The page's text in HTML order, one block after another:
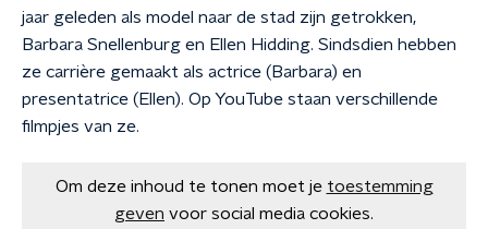
jaar geleden als model naar de stad zijn getrokken,
Barbara Snellenburg en Ellen Hidding. Sindsdien hebben
ze carrière gemaakt als actrice (Barbara) en
presentatrice (Ellen). Op YouTube staan verschillende
filmpjes van ze.
Om deze inhoud te tonen moet je toestemming
geven voor social media cookies.